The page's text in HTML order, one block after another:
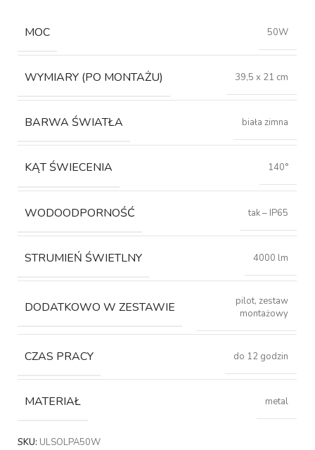
MOC 50W
WYMIARY (PO MONTAŻU) 39,5 x 21 cm
BARWA ŚWIATŁA biała zimna
KĄT ŚWIECENIA 140°
WODOODPORNOŚĆ tak – IP65
STRUMIEŃ ŚWIETLNY 4000 lm
DODATKOWO W ZESTAWIE
pilot, zestaw
montażowy
CZAS PRACY do 12 godzin
MATERIAŁ metal
SKU: ULSOLPA50W